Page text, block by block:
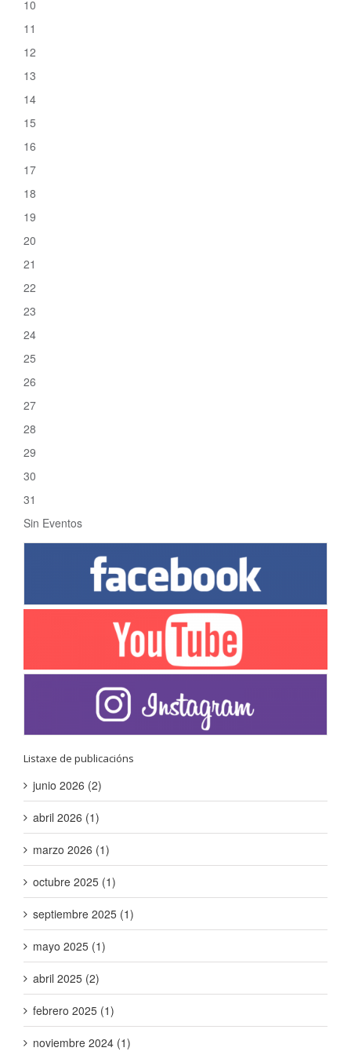
10
11
12
13
14
15
16
17
18
19
20
21
22
23
24
25
26
27
28
29
30
31
Sin Eventos
Listaxe de publicacións
junio 2026 (2)
abril 2026 (1)
marzo 2026 (1)
octubre 2025 (1)
septiembre 2025 (1)
mayo 2025 (1)
abril 2025 (2)
febrero 2025 (1)
noviembre 2024 (1)